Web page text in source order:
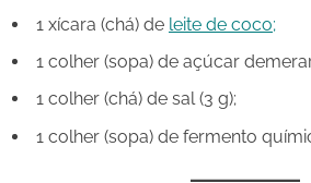
1 xícara (chá) de leite de coco;
1 colher (sopa) de açúcar
1 colher (chá) de sal (3 g);
1 colher (sopa) de fermento